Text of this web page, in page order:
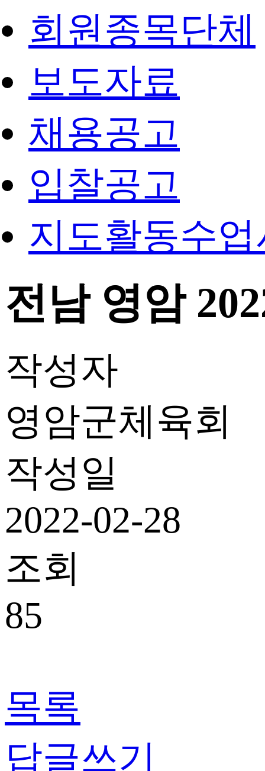
회원종목단체
보도자료
채용공고
입찰공고
지도활동수
전남 영암
작성자
영암군체육회
작성일
2022-02-28
조회
85
목록
답글쓰기